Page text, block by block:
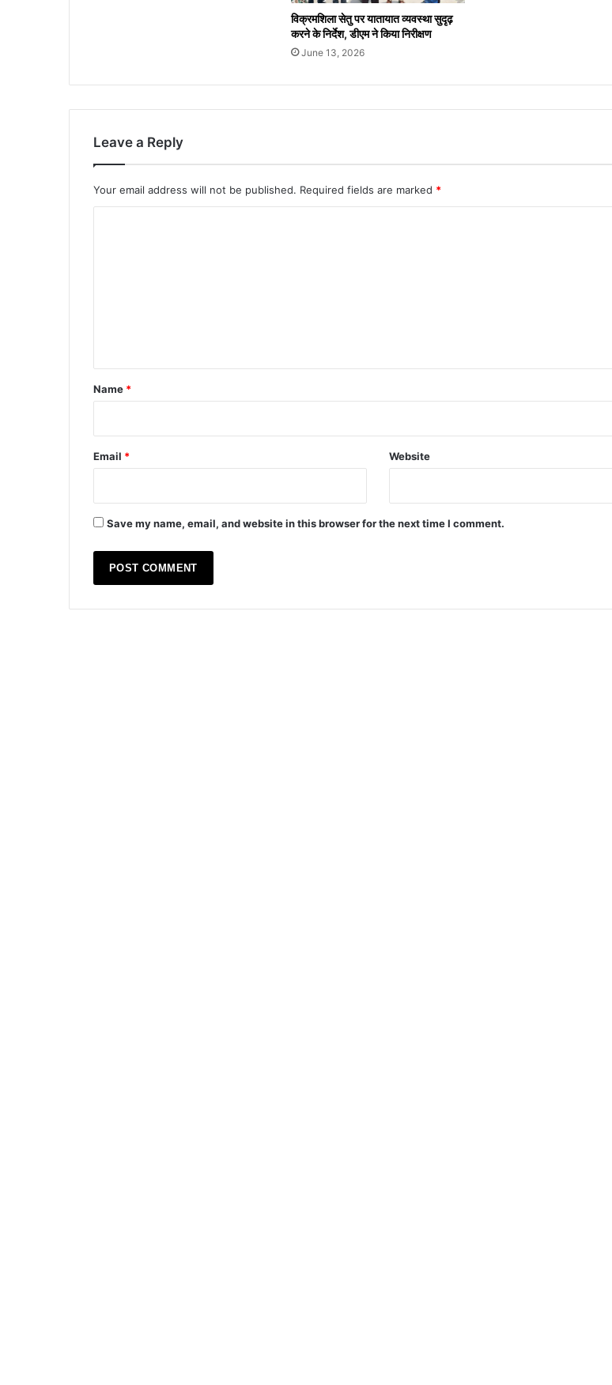
विक्रमशिला सेतु पर यातायात व्यवस्था सुदृढ़
करने के निर्देश, डीएम ने किया निरीक्षण
June 13, 2026
Leave a Reply
Your email address will not be published. Required fields are marked *
*
Name *
Email * Website
Save my name, email, and website in this browser for the next time I comment.